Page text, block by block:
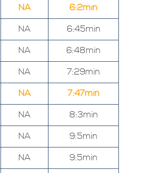
NA
6:2min
NA
6:45min
NA
6:48min
NA
7:29min
NA
7:47min
NA
8:3min
NA
9:5min
NA
9:5min